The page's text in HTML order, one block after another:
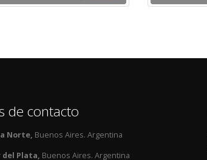
de contacto
Norte, Buenos Aires. Argentina
del Plata, Buenos Aires. Argentina